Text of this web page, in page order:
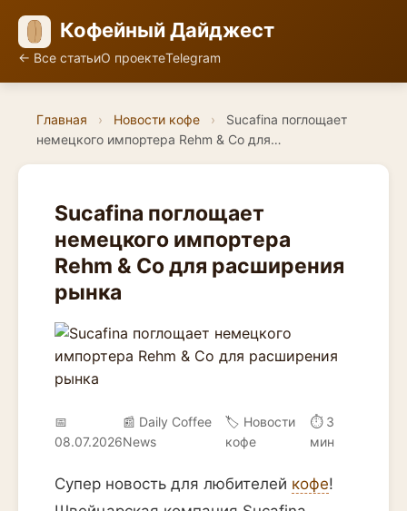
Кофейный Дайджест
← Все статьиО проектеTelegram
Главная › Новости кофе ›
Sucafina поглощает
немецкого импортера Rehm & Co для…
Sucafina поглощает
немецкого импортера
Rehm & Co для расширения
рынка
📅
08.07.2026
📰 Daily Coffee
News
🏷️ Новости
кофе
⏱ 3
мин
Супер новость для любителей кофе!